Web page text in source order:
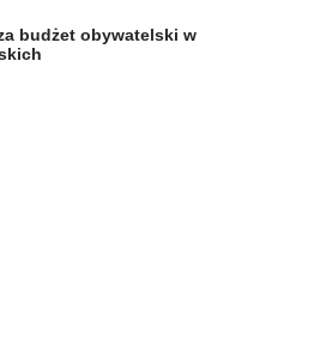
budżet obywatelski w